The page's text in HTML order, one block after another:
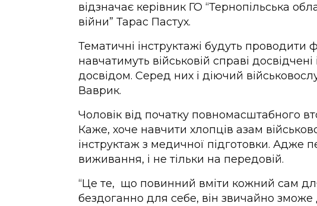
відзначає керівник ГО “Тернопільська
війни” Тарас Пастух.
Тематичні інструктажі будуть проводити
навчатимуть військовій справі
досвідом. Серед них і діючий
Ваврик.
Чоловік від початку повномасштабного
Каже, хоче навчити хлопців азам
інструктаж з медичної підготовки. Адже
виживання, і не тільки на передовій.
“Це те, що повинний вміти кожний сам
бездоганно для себе, він звичайно